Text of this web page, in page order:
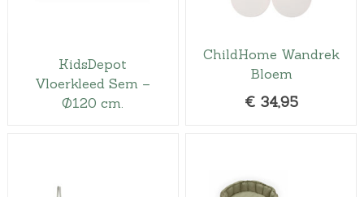
KidsDepot
Vloerkleed Sem –
Ø120 cm.
ChildHome Wandrek
Bloem
€ 34,95